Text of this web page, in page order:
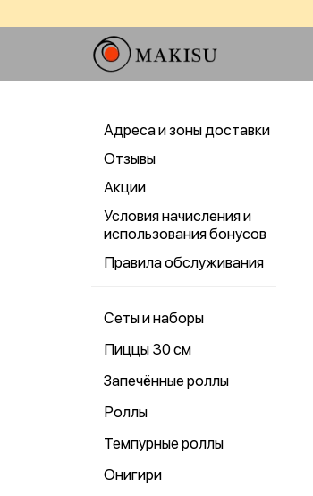
Адреса и зоны доставки
Отзывы
Акции
Условия начисления и
использования бонусов
Правила обслуживания
Сеты и наборы
Пиццы 30 см
Запечённые роллы
Роллы
Темпурные роллы
Онигири